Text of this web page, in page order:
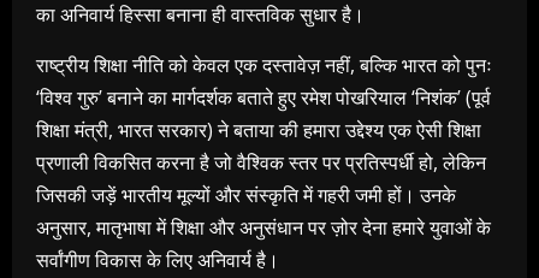
का अनिवार्य हिस्सा बनाना ही वास्तविक सुधार है।
राष्ट्रीय शिक्षा नीति को केवल एक दस्तावेज़ नहीं, बल्कि भारत को पुनः
‘विश्व गुरु’ बनाने का मार्गदर्शक बताते हुए रमेश पोखरियाल ‘निशंक’ (पूर्व
शिक्षा मंत्री, भारत सरकार) ने बताया की हमारा उद्देश्य एक ऐसी शिक्षा
प्रणाली विकसित करना है जो वैश्विक स्तर पर प्रतिस्पर्धी हो, लेकिन
जिसकी जड़ें भारतीय मूल्यों और संस्कृति में गहरी जमी हों। उनके
अनुसार, मातृभाषा में शिक्षा और अनुसंधान पर ज़ोर देना हमारे युवाओं के
सर्वांगीण विकास के लिए अनिवार्य है।